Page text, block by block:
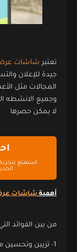
تعتبر شاشات عرض
جيدة للإعلان
المجالات مثل
وجميع الانشطه
لا يمكن حصرها
أهمية شاشات عرض
من بين الفوائد
1- تزيين وتحسين